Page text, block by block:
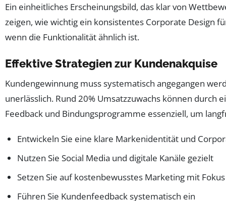
Ein einheitliches Erscheinungsbild, das klar von
zeigen, wie wichtig ein konsistentes Corporate Design
wenn die Funktionalität ähnlich ist.
Effektive Strategien zur Kundenakquise
Kundengewinnung muss systematisch angegangen
unerlässlich. Rund 20% Umsatzzuwachs können
Feedback und Bindungsprogramme essenziell, um
Entwickeln Sie eine klare Markenidentität und
Nutzen Sie Social Media und digitale Kanäle gezielt
Setzen Sie auf kostenbewusstes Marketing mit
Führen Sie Kundenfeedback systematisch ein